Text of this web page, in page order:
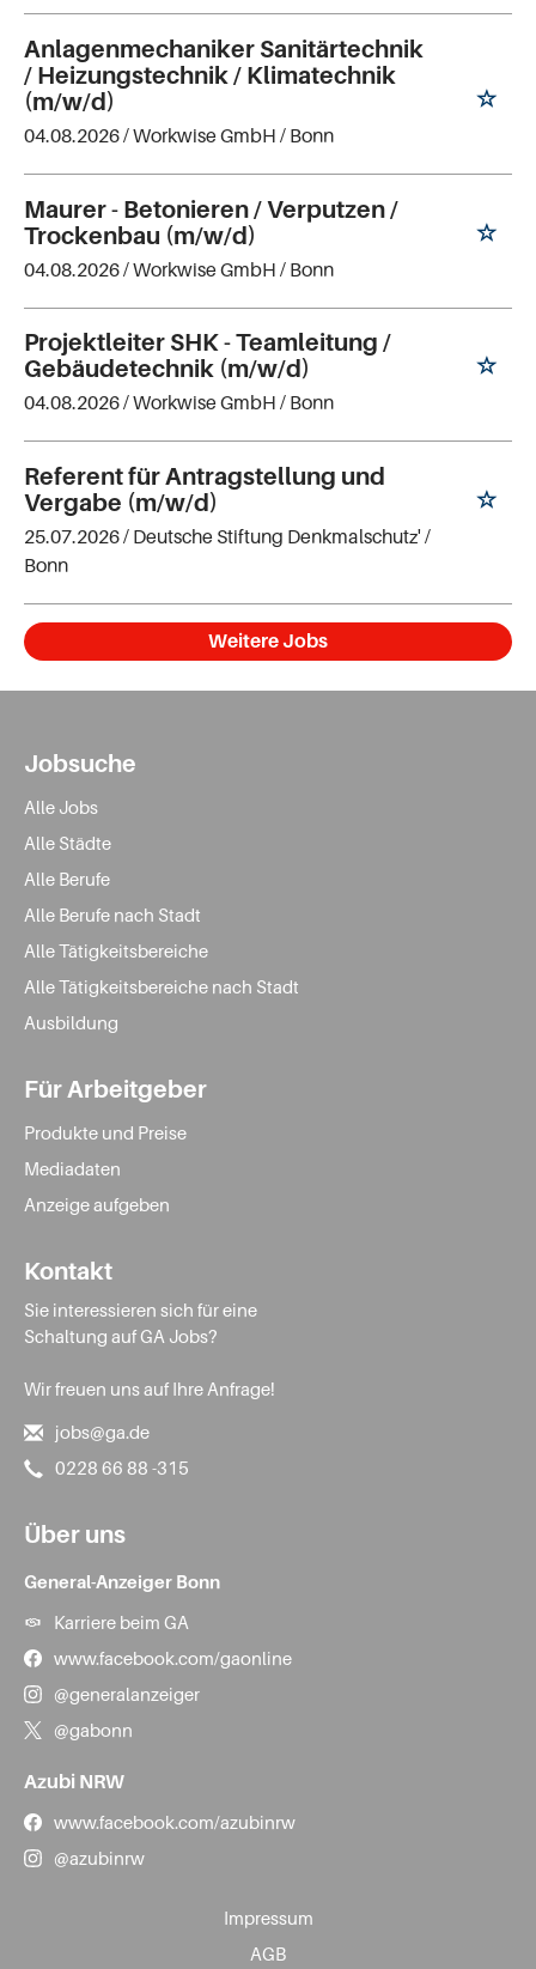
Anlagenmechaniker Sanitärtechnik
/ Heizungstechnik / Klimatechnik
(m/w/d)
04.08.2026 /Workwise GmbH / Bonn
Maurer - Betonieren / Verputzen /
Trockenbau (m/w/d)
04.08.2026 /Workwise GmbH / Bonn
Projektleiter SHK - Teamleitung /
Gebäudetechnik (m/w/d)
04.08.2026 /Workwise GmbH / Bonn
Referent für Antragstellung und
Vergabe (m/w/d)
25.07.2026 / Deutsche Stiftung Denkmalschutz' /
Bonn
Weitere Jobs
Jobsuche
Alle Jobs
Alle Städte
Alle Berufe
Alle Berufe nach Stadt
Alle Tätigkeitsbereiche
Alle Tätigkeitsbereiche nach Stadt
Ausbildung
Für Arbeitgeber
Produkte und Preise
Mediadaten
Anzeige aufgeben
Kontakt
Sie interessieren sich für eine
Schaltung auf GA Jobs?
Wir freuen uns auf Ihre Anfrage!
jobs@ga.de
0228 66 88 -315
Über uns
General-Anzeiger Bonn
Karriere beim GA
www.facebook.com/gaonline
@generalanzeiger
@gabonn
Azubi NRW
www.facebook.com/azubinrw
@azubinrw
Impressum
AGB